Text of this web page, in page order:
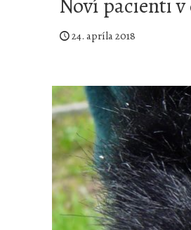
Noví pacienti
24. apríla 2018